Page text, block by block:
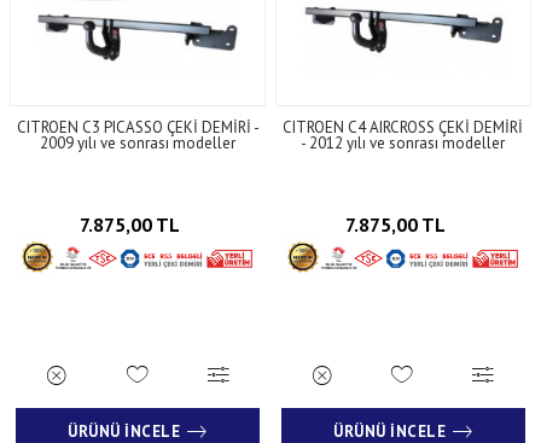
CITROEN C3 PICASSO ÇEKİ DEMİRİ -
2009 yılı ve sonrası modeller
7.875,00 TL
ÜRÜNÜ İNCELE
CITROEN C4 AIRCROSS ÇEKİ DEMİRİ
- 2012 yılı ve sonrası modeller
7.875,00 TL
ÜRÜNÜ İNCELE